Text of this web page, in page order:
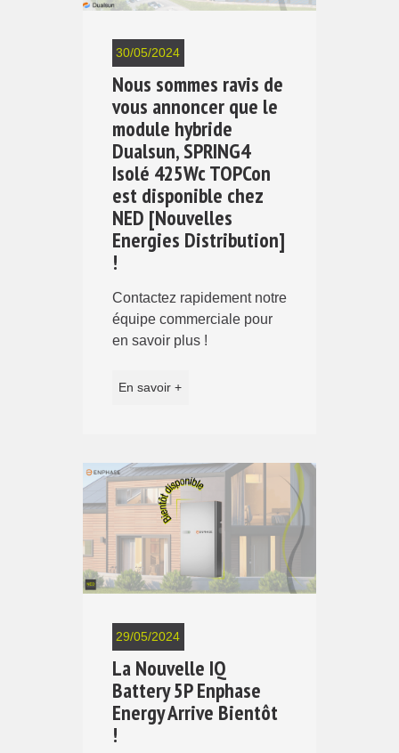
30/05/2024
Nous sommes ravis de
vous annoncer que le
module hybride
Dualsun, SPRING4
Isolé 425Wc TOPCon
est disponible chez
NED [Nouvelles
Energies Distribution]
!
Contactez rapidement notre
équipe commerciale pour
en savoir plus !
En savoir +
29/05/2024
La Nouvelle IQ
Battery 5P Enphase
Energy Arrive Bientôt
!